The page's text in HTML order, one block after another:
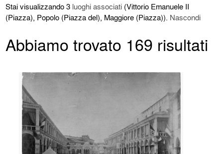
Stai visualizzando 3 luoghi associati (Vittorio Emanuele II
(Piazza), Popolo (Piazza del), Maggiore (Piazza)). Nascondi
Abbiamo trovato 169 risultati